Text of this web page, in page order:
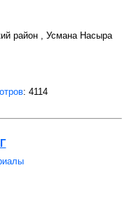
район , Усмана Насыра
: 4114